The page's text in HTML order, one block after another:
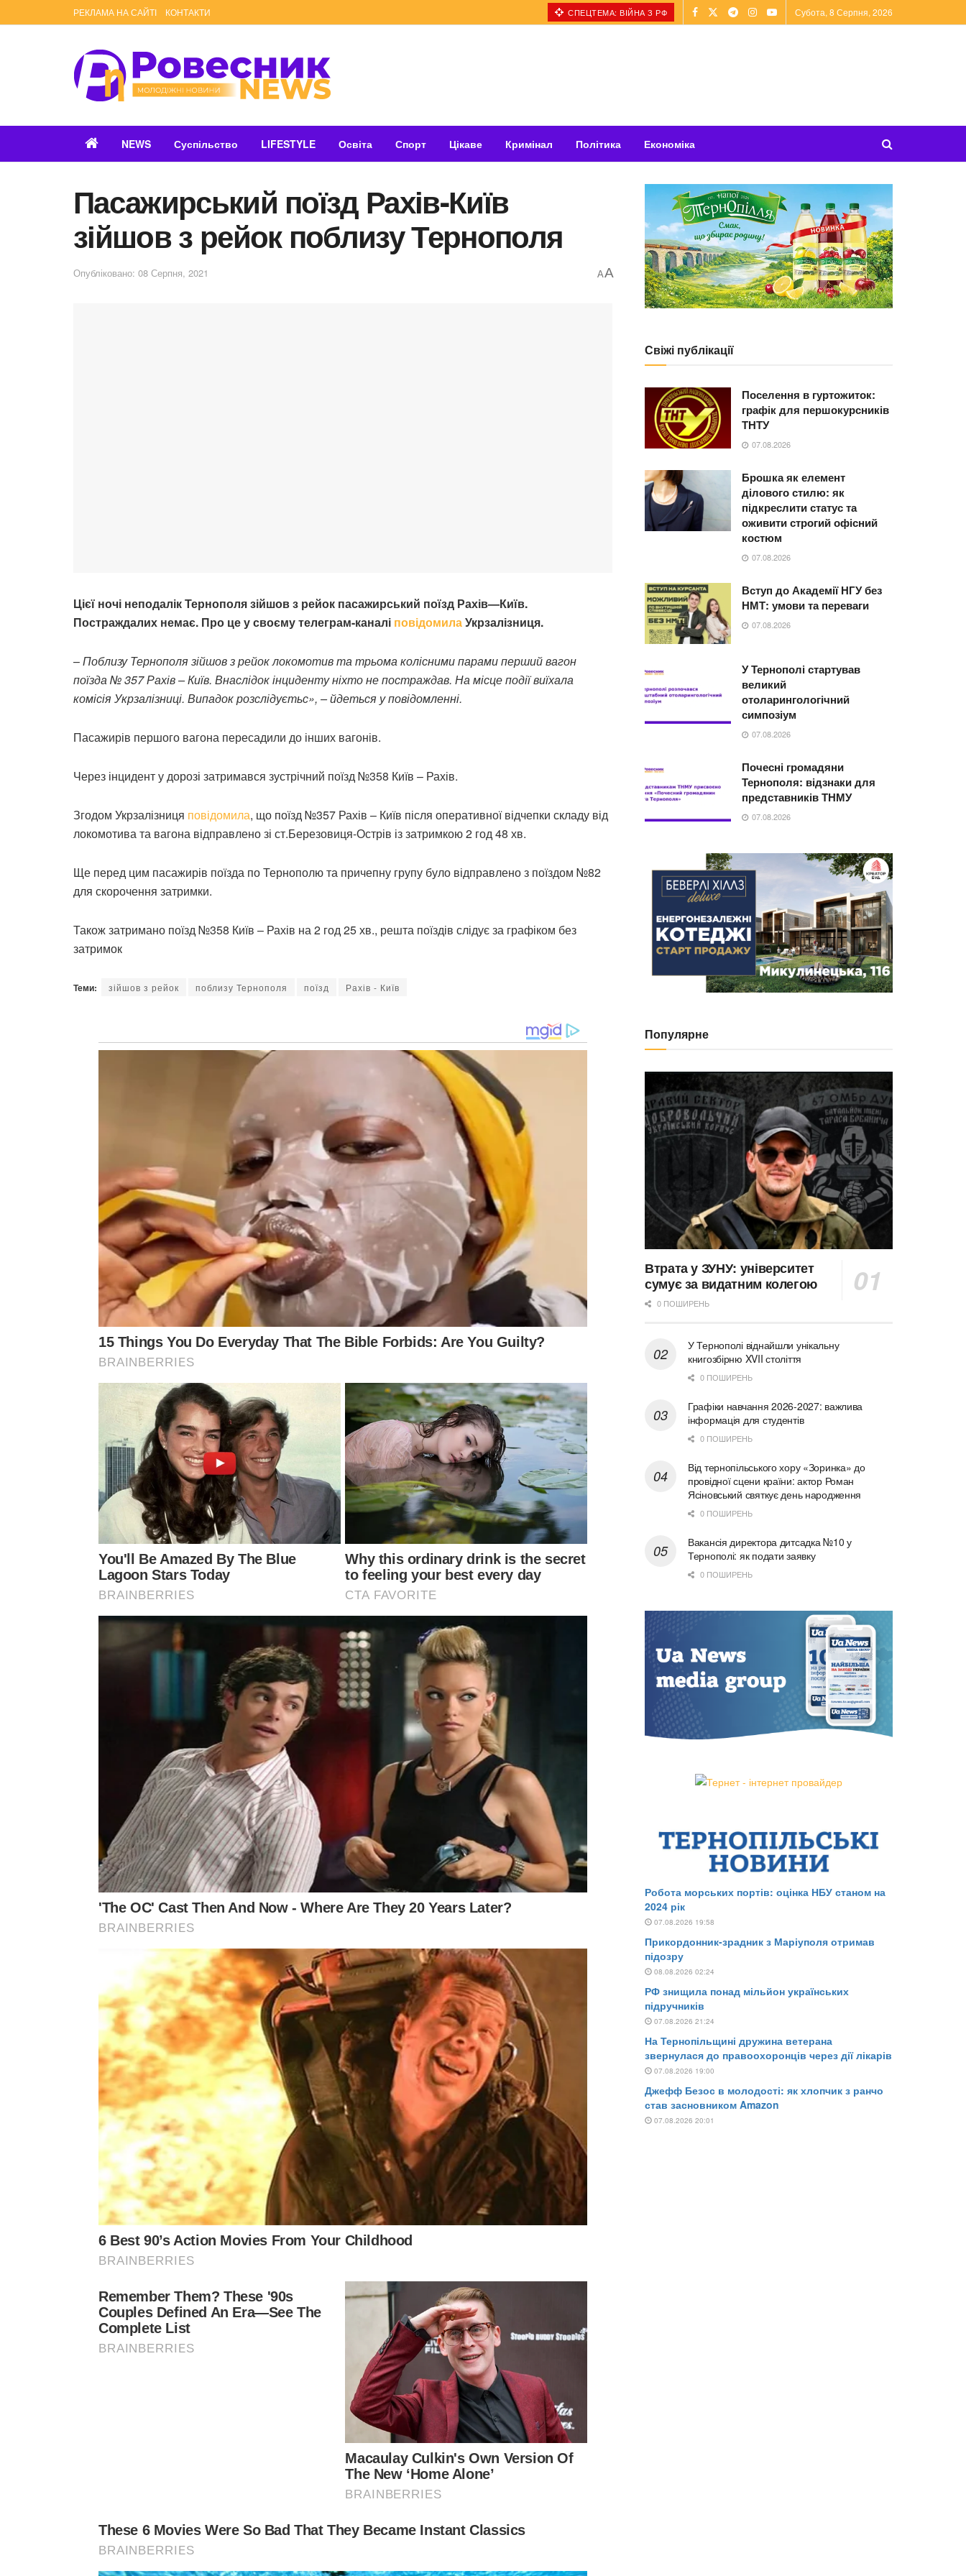
РЕКЛАМА НА САЙТІ КОНТАКТИ СПЕЦТЕМА: ВІЙНА З РФ Субота, 8 Серпня, 2026
NEWS Суспільство LIFESTYLE Освіта Спорт Цікаве Кримінал Політика Економіка
Пасажирський поїзд Рахів-Київ
зійшов з рейок поблизу Тернополя
Опубліковано: 08 Серпня, 2021 AA
Цієї ночі неподалік Тернополя зійшов з рейок пасажирський поїзд Рахів—Київ.
Постраждалих немає. Про це у своєму телеграм-каналі повідомилаУкрзалізниця.
–Поблизу Тернополя зійшов з рейок локомотив та трьома колісними парами перший вагон
поїзда № 357 Рахів – Київ. Внаслідок інциденту ніхто не постраждав. На місце події виїхала
комісія Укрзалізниці. Випадок розслідуєтьс», – йдеться у повідомленні.
Пасажирів першого вагона пересадили до інших вагонів.
Через інцидент у дорозі затримався зустрічний поїзд №358 Київ – Рахів.
Згодом Укрзалізниця повідомила, що поїзд №357 Рахів – Київ після оперативної відчепки складу від
локомотива та вагона відправлено зі ст.Березовиця-Острів із затримкою 2 год 48 хв.
Ще перед цим пасажирів поїзда по Тернополю та причепну групу було відправлено з поїздом №82
для скорочення затримки.
Такожзатримано поїзд №358 Київ – Рахів на 2 год 25 хв., решта поїздів слідує за графіком без
затримок
Теми: зійшов з рейок поблизу Тернополя поїзд Рахів - Київ
Свіжі публікації
Поселення в гуртожиток:
графік для першокурсників
ТНТУ
07.08.2026
Брошка як елемент
ділового стилю: як
підкреслити статус та
оживити строгий офісний
костюм
07.08.2026
Вступ до Академії НГУ без
НМТ: умови та переваги
07.08.2026
У Тернополі стартував
великий
отоларингологічний
симпозіум
07.08.2026
Почесні громадяни
Тернополя: відзнаки для
представників ТНМУ
07.08.2026
Популярне
Втрата у ЗУНУ: університет
сумує за видатним колегою
0 ПОШИРЕНЬ
У Тернополі віднайшли унікальну
книгозбірню XVII століття
0 ПОШИРЕНЬ
Графіки навчання 2026-2027: важлива
інформація для студентів
0 ПОШИРЕНЬ
Від тернопільського хору «Зоринка» до
провідної сцени країни: актор Роман
Ясіновський святкує день народження
0 ПОШИРЕНЬ
Вакансія директора дитсадка №10 у
Тернополі: як подати заявку
0 ПОШИРЕНЬ